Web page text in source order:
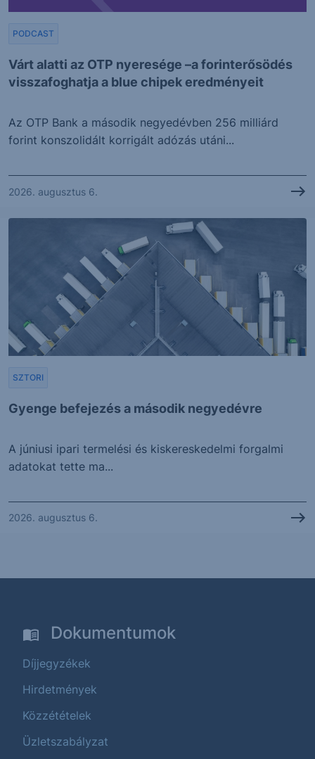
Várt alatti az OTP nyeresége –a forinterősödés
visszafoghatja a blue chipek eredményeit
PODCAST
Az OTP Bank a második negyedévben 256 milliárd
forint konszolidált korrigált adózás utáni...
2026. augusztus 6.
Gyenge befejezés a második negyedévre
SZTORI
A júniusi ipari termelési és kiskereskedelmi forgalmi
adatokat tette ma...
2026. augusztus 6.
Dokumentumok
Díjjegyzékek
Hirdetmények
Közzétételek
Üzletszabályzat